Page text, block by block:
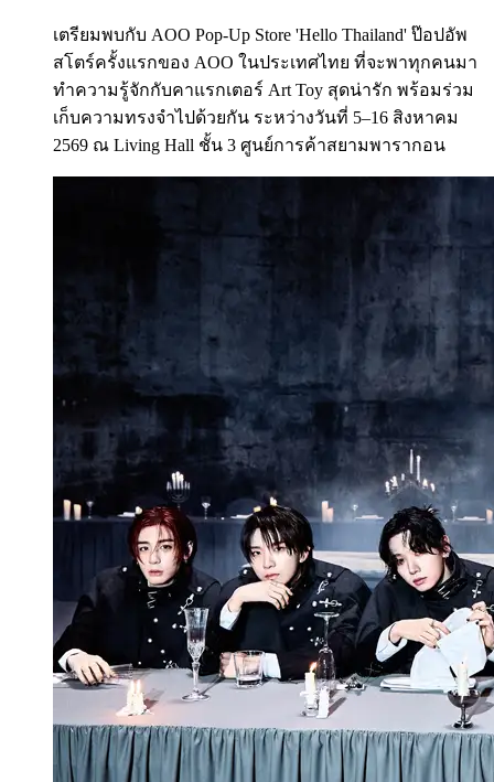
เตรียมพบกับ AOO Pop-Up Store 'Hello Thailand' ป๊อปอัพ
สโตร์ครั้งแรกของ AOO ในประเทศไทย ที่จะพาทุกคนมา
ทำความรู้จักกับคาแรกเตอร์ Art Toy สุดน่ารัก พร้อมร่วม
เก็บความทรงจำไปด้วยกัน ระหว่างวันที่ 5–16 สิงหาคม
2569 ณ Living Hall ชั้น 3 ศูนย์การค้าสยามพารากอน